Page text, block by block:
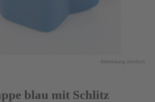
Abbildung ähnlich
blau mit Schlitz